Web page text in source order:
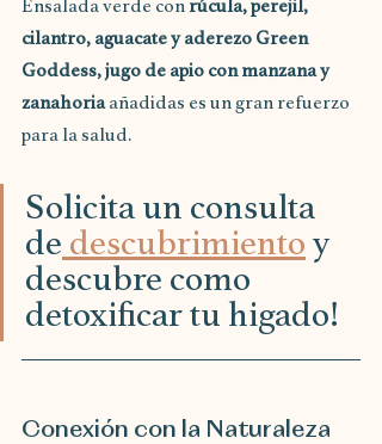
Ensalada verde con rúcula, perejil,
cilantro, aguacate y aderezo Green
Goddess, jugo de apio con manzana y
zanahoria añadidas es un gran refuerzo
para la salud.
Solicita un consulta
de descubrimiento y
descubre como
detoxificar tu higado!
Conexión con la Naturaleza